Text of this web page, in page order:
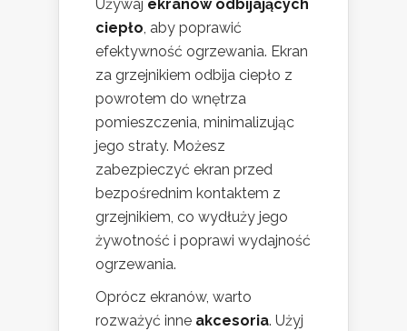
Używaj ekranów odbijających
ciepło, aby poprawić
efektywność ogrzewania. Ekran
za grzejnikiem odbija ciepło z
powrotem do wnętrza
pomieszczenia, minimalizując
jego straty. Możesz
zabezpieczyć ekran przed
bezpośrednim kontaktem z
grzejnikiem, co wydłuży jego
żywotność i poprawi wydajność
ogrzewania.
Oprócz ekranów, warto
rozważyć inne akcesoria. Użyj